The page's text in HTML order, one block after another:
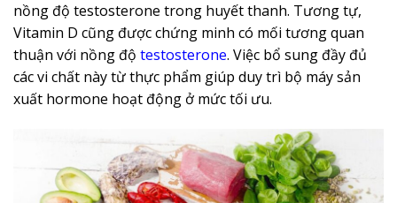
nồng độ testosterone trong huyết thanh. Tương tự,
Vitamin D cũng được chứng minh có mối tương quan
thuận với nồng độ testosterone. Việc bổ sung đầy đủ
các vi chất này từ thực phẩm giúp duy trì bộ máy sản
xuất hormone hoạt động ở mức tối ưu.